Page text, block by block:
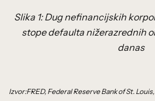
Slika 1: Dug nefinancijskih
stope defaulta nižerazrednih
danas
Izvor:FRED, Federal Reserve Bank of St.